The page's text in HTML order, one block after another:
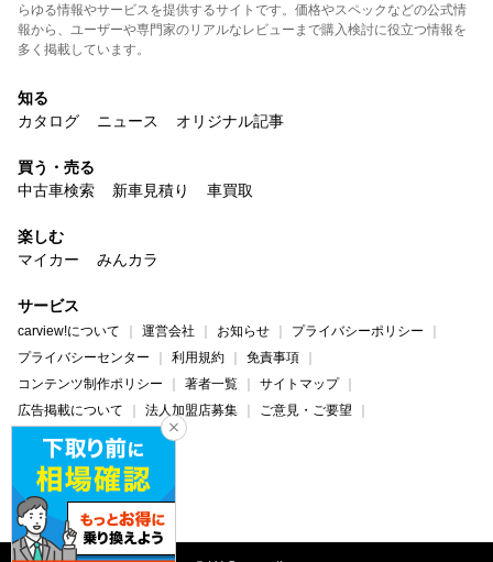
らゆる情報やサービスを提供するサイトです。価格やスペックなどの公式情
報から、ユーザーや専門家のリアルなレビューまで購入検討に役立つ情報を
多く掲載しています。
知る
カタログ
ニュース オリジナル記事
買う・売る
中古車検索
新車見積り 車買取
楽しむ
マイカー
みんカラ
サービス
carview!について 運営会社 お知らせ
プライバシーポリシー
プライバシーセンター
利用規約
免責事項
コンテンツ制作ポリシー
著者一覧
サイトマップ
広告掲載について
法人加盟店募集
ご意見・ご要望
ヘルプ・お問い合わせ
carview! Yahoo! JAPAN